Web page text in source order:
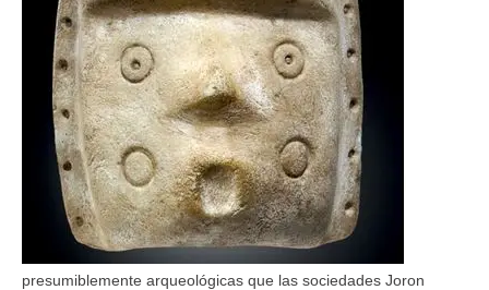
presumiblemente arqueológicas que las sociedades Joron